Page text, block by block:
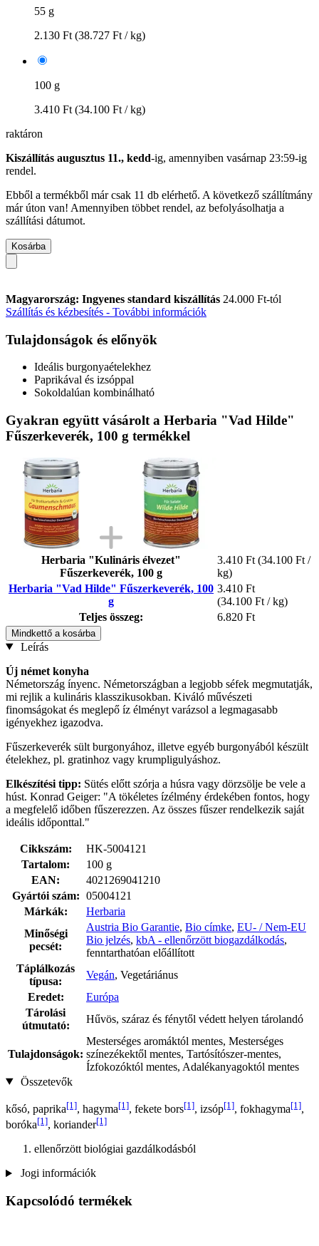
55 g
2.130 Ft (38.727 Ft / kg)
100 g
3.410 Ft (34.100 Ft / kg)
raktáron
Kiszállítás augusztus 11., kedd-ig, amennyiben vasárnap 23:59-ig
rendel.
Ebből a termékből már csak 11 db elérhető. A következő szállítmány
már úton van! Amennyiben többet rendel, az befolyásolhatja a
szállítási dátumot.
Kosárba
Magyarország: Ingyenes standard kiszállítás 24.000 Ft-tól
Szállítás és kézbesítés - További információk
Tulajdonságok és előnyök
Ideális burgonyaételekhez
Paprikával és izsóppal
Sokoldalúan kombinálható
Gyakran együtt vásárolt a Herbaria "Vad Hilde"
Fűszerkeverék, 100 g termékkel
Herbaria "Kulináris élvezet"
Fűszerkeverék, 100 g
3.410 Ft (34.100 Ft /
kg)
Herbaria "Vad Hilde" Fűszerkeverék, 100
g
3.410 Ft
(34.100 Ft / kg)
Teljes összeg:
6.820 Ft
Mindkettő a kosárba
Leírás
Új német konyha
Németország ínyenc. Németországban a legjobb séfek megmutatják,
mi rejlik a kulináris klasszikusokban. Kiváló művészeti
finomságokat és meglepő íz élményt varázsol a legmagasabb
igényekhez igazodva.
Fűszerkeverék sült burgonyához, illetve egyéb burgonyából készült
ételekhez, pl. gratinhoz vagy krumpligulyáshoz.
Elkészítési tipp: Sütés előtt szórja a húsra vagy dörzsölje be vele a
húst. Konrad Geiger: "A tökéletes ízélmény érdekében fontos, hogy
a megfelelő időben fűszerezzen. Az összes fűszer rendelkezik saját
ideális időponttal."
Cikkszám:
HK-5004121
Tartalom:
100 g
EAN:
4021269041210
Gyártói szám: 05004121
Márkák:
Herbaria
Minőségi
pecsét:
Austria Bio Garantie, Bio címke, EU- / Nem-EU
Bio jelzés, kbA - ellenőrzött biogazdálkodás,
fenntarthatóan előállított
Táplálkozás
típusa:
Vegán, Vegetáriánus
Eredet:
Európa
Tárolási
útmutató:
Hűvös, száraz és fénytől védett helyen tárolandó
Tulajdonságok:
Mesterséges aromáktól mentes, Mesterséges
színezékektől mentes, Tartósítószer-mentes,
Ízfokozóktól mentes, Adalékanyagoktól mentes
Összetevők
kősó, paprika[1], hagyma[1], fekete bors[1], izsóp[1], fokhagyma[1],
boróka[1], koriander[1]
ellenőrzött biológiai gazdálkodásból
Jogi információk
Kapcsolódó termékek